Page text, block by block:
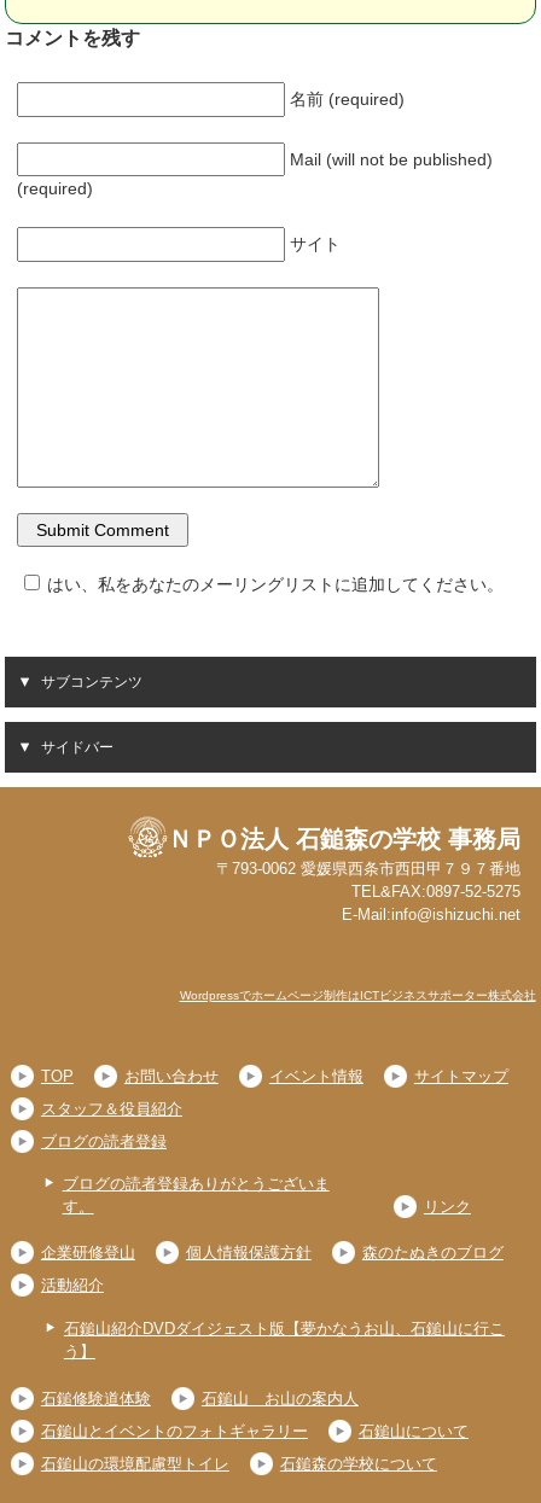
コメントを残す
名前 (required)
Mail (will not be published)
(required)
サイト
はい、私をあなたのメーリングリストに追加してください。
サブコンテンツ
サイドバー
ＮＰＯ法人 石鎚森の学校 事務局
〒793-0062 愛媛県西条市西田甲７９７番地
TEL&FAX:0897-52-5275
E-Mail:info@ishizuchi.net
Wordpressでホームページ制作はICTビジネスサポーター株式会社
TOP お問い合わせ イベント情報
サイトマップ
スタッフ＆役員紹介
ブログの読者登録
ブログの読者登録ありがとうございま
す。
リンク
企業研修登山 個人情報保護方針
森のたぬきのブログ
活動紹介
石鎚山紹介DVDダイジェスト版【夢かなうお山、石鎚山に行こ
う】
石鎚修験道体験
石鎚山 お山の案内人
石鎚山とイベントのフォトギャラリー
石鎚山について
石鎚山の環境配慮型トイレ
石鎚森の学校について